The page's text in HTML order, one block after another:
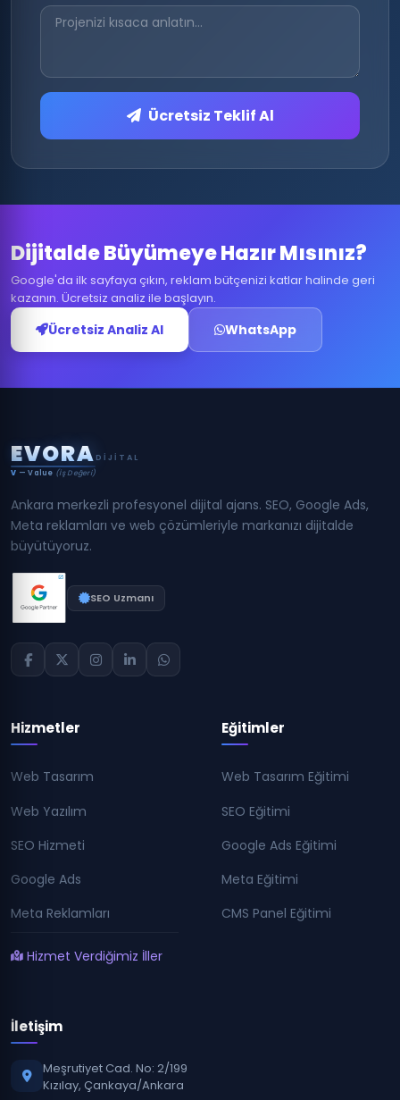
Ücretsiz Teklif Al
Dijitalde Büyümeye Hazır Mısınız?
Google'da ilk sayfaya çıkın, reklam bütçenizi katlar halinde geri
kazanın. Ücretsiz analiz ile başlayın.
Ücretsiz Analiz Al WhatsApp
EVORA DIJITAL
V — Value (İş Değeri)
Ankara merkezli profesyonel dijital ajans. SEO, Google Ads,
Meta reklamları ve web çözümleriyle markanızı dijitalde
büyütüyoruz.
SEO Uzmanı
Hizmetler
Web Tasarım
Web Yazılım
SEO Hizmeti
Google Ads
Meta Reklamları
Hizmet Verdiğimiz İller
Eğitimler
Web Tasarım Eğitimi
SEO Eğitimi
Google Ads Eğitimi
Meta Eğitimi
CMS Panel Eğitimi
İletişim
Meşrutiyet Cad. No: 2/199
Kızılay, Çankaya/Ankara